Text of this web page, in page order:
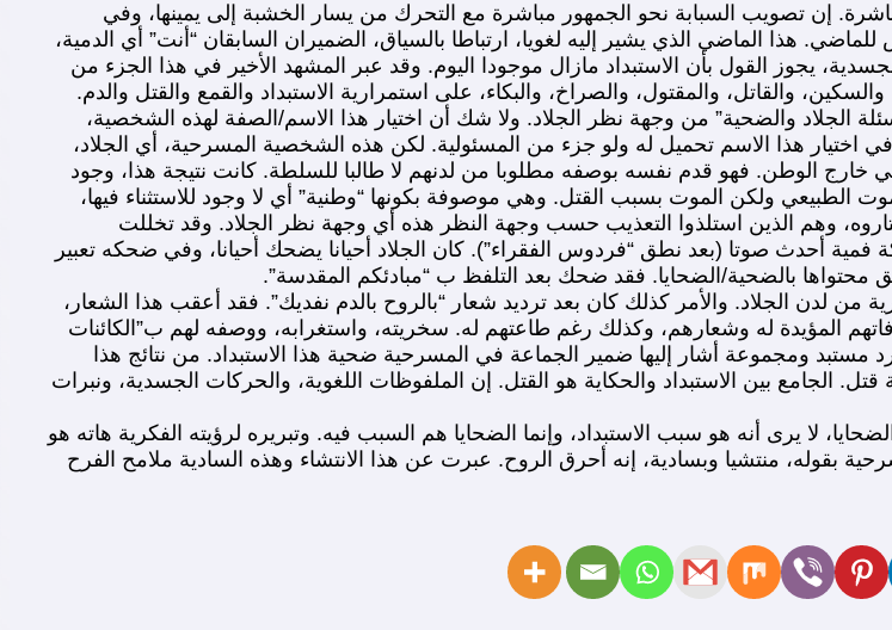
إن تصويب السبابة نحو الجمهور مباشرة مع التحرك من يسار الخشبة إلى يمينها، وفي
هذا الماضي الذي يشير إليه لغويا، ارتباطا بالسياق، الضميران السابقان “أنت” أي الدمية،
يجوز القول بأن الاستبداد مازال موجودا اليوم. وقد عبر المشهد الأخير في هذا الجزء من
والقاتل، والمقتول، والصراخ، والبكاء، على استمرارية الاستبداد والقمع والقتل والدم.
الجلاد والضحية” من وجهة نظر الجلاد. ولا شك أن اختيار هذا الاسم/الصفة لهذه الشخصية،
هذا الاسم تحميل له ولو جزء من المسئولية. لكن هذه الشخصية المسرحية، أي الجلاد،
الوطن. فهو قدم نفسه بوصفه مطلوبا من لدنهم لا طالبا للسلطة. كانت نتيجة هذا، وجود
الطبيعي ولكن الموت بسبب القتل. وهي موصوفة بكونها “وطنية” أي لا وجود للاستثناء فيها،
وهم الذين استلذوا التعذيب حسب وجهة النظر هذه أي وجهة نظر الجلاد. وقد تخللت
أحدث صوتا (بعد نطق “فردوس الفقراء”). كان الجلاد أحيانا يضحك أحيانا، وفي ضحكه تعبير
بالضحية/الضحايا. فقد ضحك بعد التلفظ ب “مبادئكم المقدسة”.
من لدن الجلاد. والأمر كذلك كان بعد ترديد شعار “بالروح بالدم نفديك”. فقد أعقب هذا الشعار،
المؤيدة له وشعارهم، وكذلك رغم طاعتهم له. سخريته، واستغرابه، ووصفه لهم ب”الكائنات
مستبد ومجموعة أشار إليها ضمير الجماعة في المسرحية ضحية هذا الاستبداد. من نتائج هذا
قتل. الجامع بين الاستبداد والحكاية هو القتل. إن الملفوظات اللغوية، والحركات الجسدية، ونبرات
لا يرى أنه هو سبب الاستبداد، وإنما الضحايا هم السبب فيه. وتبريره لرؤيته الفكرية هاته هو
بقوله، منتشيا وبسادية، إنه أحرق الروح. عبرت عن هذا الانتشاء وهذه السادية ملامح الفرح